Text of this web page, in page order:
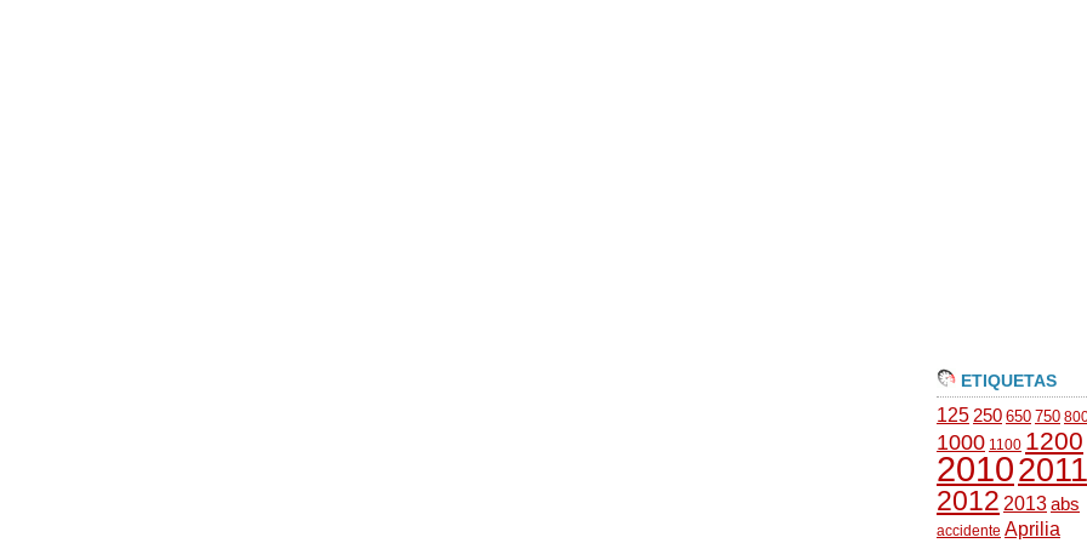
ETIQUETAS
125 250 650 750
1000 1100 1200
20102011
2012 2013abs
accidente Aprilia